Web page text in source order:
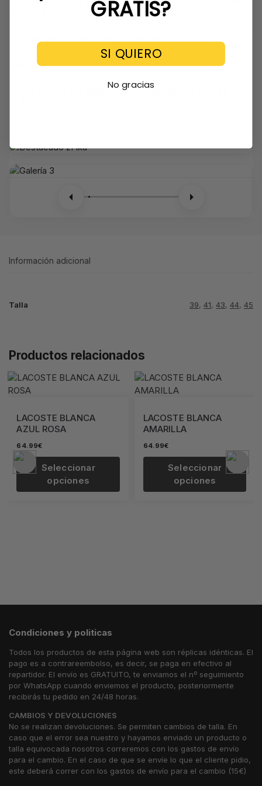
¿Se pueden hacer cambios de talla?
¿Solo tenéis los modelos y tallas que aparecen en
Información adicional
Talla 39, 41, 43, 44, 45
Productos relacionados
LACOSTE BLANCA
AZUL ROSA
64.99€
Seleccionar
opciones
LACOSTE BLANCA
AMARILLA
64.99€
Seleccionar
opciones
Condiciones y politicas
Todos los productos de esta página web son réplicas idénticas. El
pago es a contrareembolso, es decir, se paga en efectivo al
repartidor. El envío es GRATUITO, te enviamos el nº seguimiento
por WhatsApp cuando enviemos el producto, posteriormente
recibirás tu pedido en 24/48 horas.
CAMBIOS Y DEVOLUCIONES
No se realizan devoluciones. Se permiten cambios de talla. En
caso que el error sea nuestro y hayamos enviado un producto o
talla equivocada nosotros correremos con los gastos de envío
para el cambio. En el caso de que se envíe lo que el cliente pidio,
este deberá correr con los gastos de envío para el cambio (15€)
GRATIS?
SI QUIERO
No gracias